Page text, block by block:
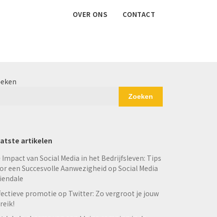
OVER ONS CONTACT
Zoeken
artikelen
Impact van Social Media in het Bedrijfsleven: Tips
een Succesvolle Aanwezigheid op Social Media
promotie op Twitter: Zo vergroot je jouw